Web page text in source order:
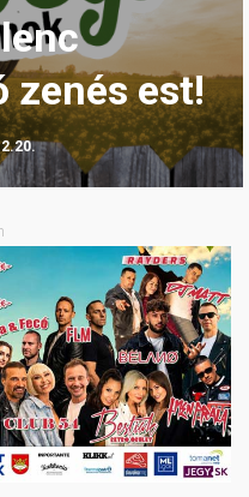
zenés est!